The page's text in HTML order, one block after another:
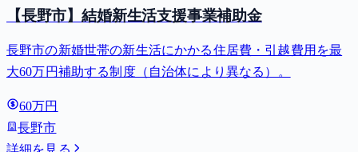
【長野市】結婚新生活支援事業補助金
長野市の新婚世帯の新生活にかかる住居費・引越費用を最
大60万円補助する制度（自治体により異なる）。
60万円
長野市